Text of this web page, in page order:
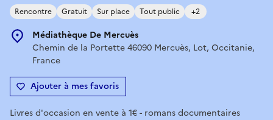
Rencontre Gratuit Sur place Tout public +2
Médiathèque De Mercuès
Chemin de la Portette 46090 Mercuès, Lot, Occitanie,
France
Ajouter à mes favoris
Livres d'occasion en vente à 1€ - romans documentaires